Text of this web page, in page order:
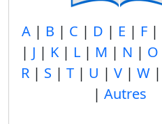
A | B | C | D | E | F |
| J | K| L| M | N | O
R | S | T | U | V | W |
| Autres